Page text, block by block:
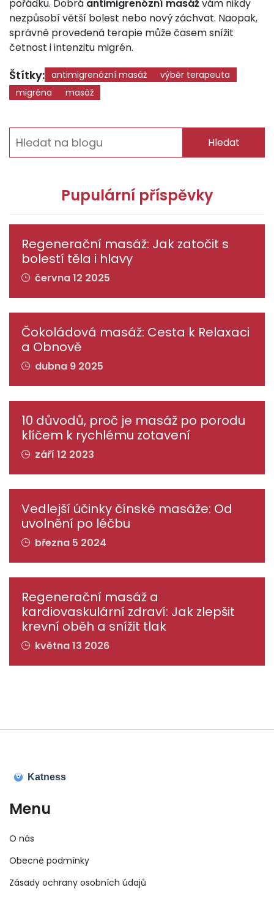
pořádku. Dobrá antimigrenózní masážvám nikdy
nezpůsobí větší bolest nebo nový záchvat. Naopak,
správně provedená terapie může časem snížit
četnost i intenzitu migrén.
Štítky: antimigrenózní masáž
výběr terapeuta
migréna
masáž
Hledat
Pupulární příspěvky
Regenerační masáž: Jak zatočit s
bolestí těla i hlavy
června 12 2025
Čokoládová masáž: Cesta k Relaxaci
a Obnově
dubna 9 2025
10 důvodů, proč je masáž po porodu
klíčem k rychlému zotavení
září 12 2023
Vedlejší účinky čínské masáže: Od
uvolnění po léčbu
března 5 2024
Regenerační masáž a
kardiovaskulární zdraví: Jak zlepšit
krevní oběh a snížit tlak
května 13 2026
Menu
O nás
Obecné podmínky
Zásady ochrany osobních údajů